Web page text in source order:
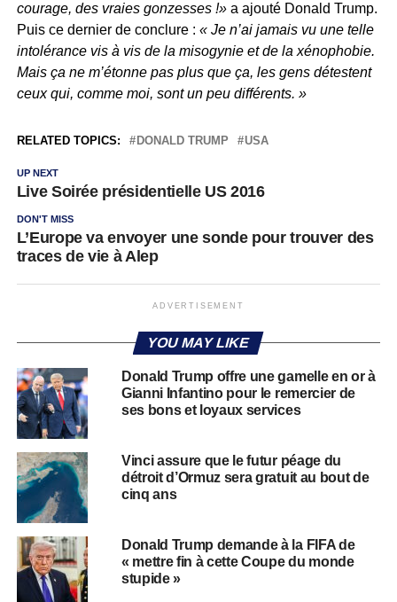
courage, des vraies gonzesses !»a ajouté Donald Trump.
Puis ce dernier de conclure : « Je n’ai jamais vu une telle
intolérance vis à vis de la misogynie et de la xénophobie.
Mais ça ne m’étonne pas plus que ça, les gens détestent
ceux qui, comme moi, sont un peu différents. »
RELATED TOPICS: DONALD TRUMP USA
UP NEXT
Live Soirée présidentielle US 2016
DON'T MISS
L’Europe va envoyer une sonde pour trouver des
traces de vie à Alep
ADVERTISEMENT
YOU MAY LIKE
Donald Trump offre une gamelle en or à
Gianni Infantino pour le remercier de
ses bons et loyaux services
Vinci assure que le futur péage du
détroit d’Ormuz sera gratuit au bout de
cinq ans
Donald Trump demande à la FIFA de
« mettre fin à cette Coupe du monde
stupide »